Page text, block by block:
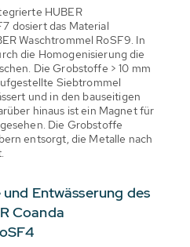
HUBER
dosiert das Material
Waschtrommel RoSF9. In
die Homogenisierung die
Die Grobstoffe > 10 mm
Siebtrommel
und in den bauseitigen
hinaus ist ein Magnet für
Die Grobstoffe
entsorgt, die Metalle nach
und Entwässerung des
Coanda